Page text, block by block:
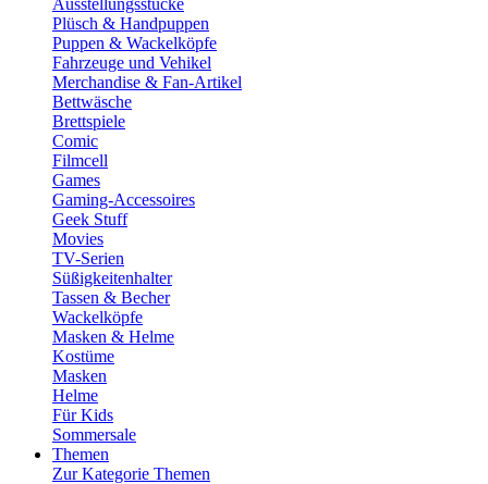
Ausstellungsstücke
Plüsch & Handpuppen
Puppen & Wackelköpfe
Fahrzeuge und Vehikel
Merchandise & Fan-Artikel
Bettwäsche
Brettspiele
Comic
Filmcell
Games
Gaming-Accessoires
Geek Stuff
Movies
TV-Serien
Süßigkeitenhalter
Tassen & Becher
Wackelköpfe
Masken & Helme
Kostüme
Masken
Helme
Für Kids
Sommersale
Themen
Zur Kategorie Themen